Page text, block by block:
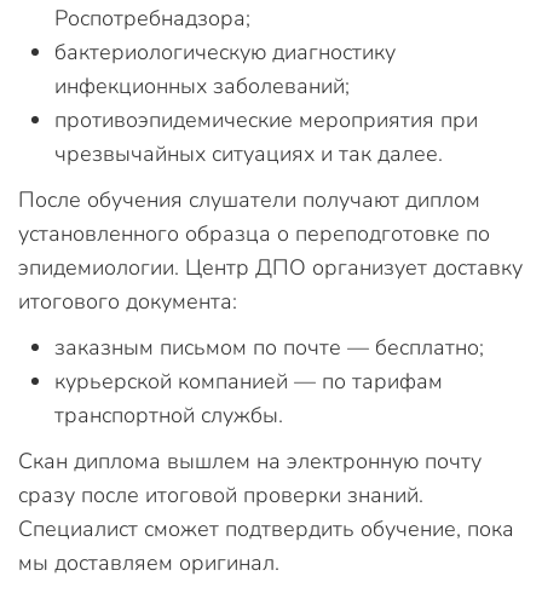
Роспотребнадзора;
бактериологическую диагностику
инфекционных заболеваний;
противоэпидемические мероприятия при
чрезвычайных ситуациях и так далее.
После обучения слушатели получают диплом
установленного образца о переподготовке по
эпидемиологии. Центр ДПО организует доставку
итогового документа:
заказным письмом по почте — бесплатно;
курьерской компанией — по тарифам
транспортной службы.
Скан диплома вышлем на электронную почту
сразу после итоговой проверки знаний.
Специалист сможет подтвердить обучение, пока
мы доставляем оригинал.